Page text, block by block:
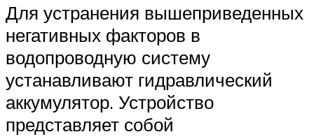
Для устранения вышеприведенных
негативных факторов в
водопроводную систему
устанавливают гидравлический
аккумулятор. Устройство
представляет собой